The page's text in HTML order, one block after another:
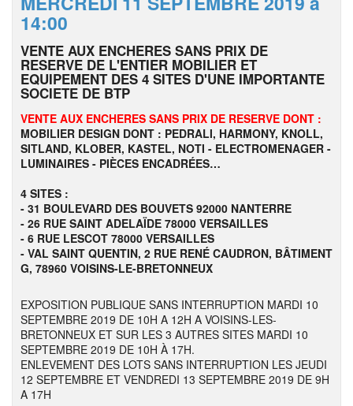
14:00
VENTE AUX ENCHERES SANS PRIX DE
RESERVE DE L'ENTIER MOBILIER ET
EQUIPEMENT DES 4 SITES D'UNE IMPORTANTE
SOCIETE DE BTP
VENTE AUX ENCHERES SANS PRIX DE RESERVE DONT :
MOBILIER DESIGN DONT : PEDRALI, HARMONY, KNOLL,
SITLAND, KLOBER, KASTEL, NOTI - ELECTROMENAGER -
LUMINAIRES - PIÈCES ENCADRÉES…
4 SITES :
- 31 BOULEVARD DES BOUVETS 92000 NANTERRE
- 26 RUE SAINT ADELAÏDE 78000 VERSAILLES
- 6 RUE LESCOT 78000 VERSAILLES
- VAL SAINT QUENTIN, 2 RUE RENÉ CAUDRON, BÂTIMENT
G, 78960 VOISINS-LE-BRETONNEUX
EXPOSITION PUBLIQUE SANS INTERRUPTION MARDI 10
SEPTEMBRE 2019 DE 10H A 12H A VOISINS-LES-
BRETONNEUX ET SUR LES 3 AUTRES SITES MARDI 10
SEPTEMBRE 2019 DE 10H À 17H.
ENLEVEMENT DES LOTS SANS INTERRUPTION LES JEUDI
12 SEPTEMBRE ET VENDREDI 13 SEPTEMBRE 2019 DE 9H
A 17H